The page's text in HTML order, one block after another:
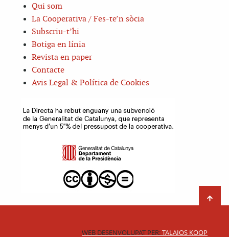
Qui som
La Cooperativa / Fes-te’n sòcia
Subscriu-t’hi
Botiga en línia
Revista en paper
Contacte
Avis Legal & Política de Cookies
WEB DESENVOLUPAT PER:TALAIOS KOOP